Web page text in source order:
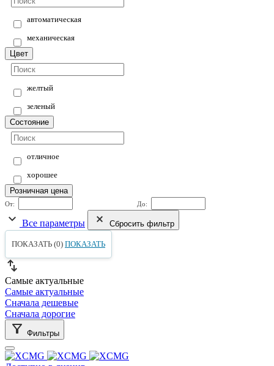
автоматическая
механическая
Цвет
желтый
зеленый
Состояние
отличное
хорошее
Розничная цена
От: До:
Все параметры Сбросить фильтр
ПОКАЗАТЬ (0) ПОКАЗАТЬ
Самые актуальные
Самые актуальные
Сначала дешевые
Сначала дорогие
Фильтры